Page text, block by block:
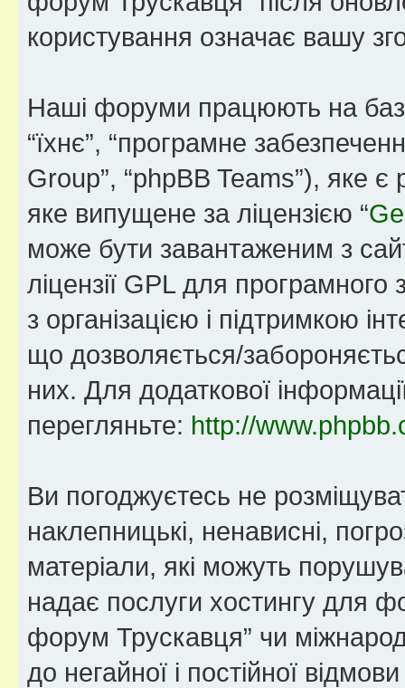
користування означає вашу
Наші форуми працюють на
“їхнє”, “програмне
Group”, “phpBB Teams”), яке
яке випущене за ліцензією “
може бути завантаженим з
ліцензії GPL для
з організацією і підтримкою
що дозволяється/
них. Для додаткової
перегляньте: http://
Ви погоджуєтесь не
наклепницькі, ненависні,
матеріали, які можуть
надає послуги хостингу для
форум Трускавця” чи
до негайної і постійної